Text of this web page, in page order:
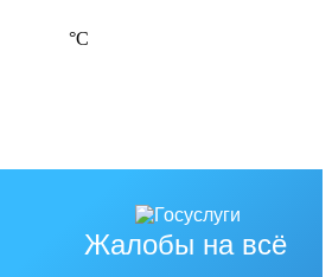
°C
Жалобы на всё